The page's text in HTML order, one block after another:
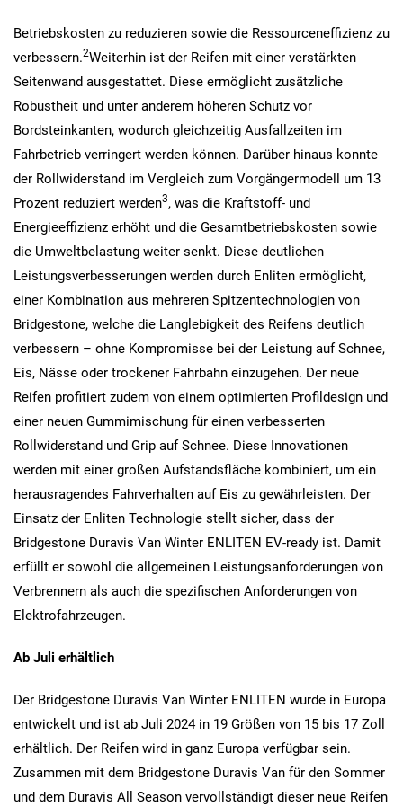
Betriebskosten zu reduzieren sowie die Ressourceneffizienz zu
verbessern.2Weiterhin ist der Reifen mit einer verstärkten
Seitenwand ausgestattet. Diese ermöglicht zusätzliche
Robustheit und unter anderem höheren Schutz vor
Bordsteinkanten, wodurch gleichzeitig Ausfallzeiten im
Fahrbetrieb verringert werden können. Darüber hinaus konnte
der Rollwiderstand im Vergleich zum Vorgängermodell um 13
Prozent reduziert werden3, was die Kraftstoff- und
Energieeffizienz erhöht und die Gesamtbetriebskosten sowie
die Umweltbelastung weiter senkt. Diese deutlichen
Leistungsverbesserungen werden durch Enliten ermöglicht,
einer Kombination aus mehreren Spitzentechnologien von
Bridgestone, welche die Langlebigkeit des Reifens deutlich
verbessern – ohne Kompromisse bei der Leistung auf Schnee,
Eis, Nässe oder trockener Fahrbahn einzugehen. Der neue
Reifen profitiert zudem von einem optimierten Profildesign und
einer neuen Gummimischung für einen verbesserten
Rollwiderstand und Grip auf Schnee. Diese Innovationen
werden mit einer großen Aufstandsfläche kombiniert, um ein
herausragendes Fahrverhalten auf Eis zu gewährleisten. Der
Einsatz der Enliten Technologie stellt sicher, dass der
Bridgestone Duravis Van Winter ENLITEN EV-ready ist. Damit
erfüllt er sowohl die allgemeinen Leistungsanforderungen von
Verbrennern als auch die spezifischen Anforderungen von
Elektrofahrzeugen.
Ab Juli erhältlich
Der Bridgestone Duravis Van Winter ENLITEN wurde in Europa
entwickelt und ist ab Juli 2024 in 19 Größen von 15 bis 17 Zoll
erhältlich. Der Reifen wird in ganz Europa verfügbar sein.
Zusammen mit dem Bridgestone Duravis Van für den Sommer
und dem Duravis All Season vervollständigt dieser neue Reifen